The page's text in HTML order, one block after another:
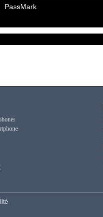
PassMark